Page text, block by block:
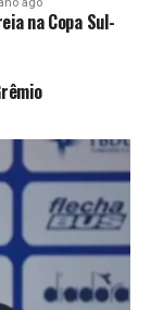
na Copa Sul-